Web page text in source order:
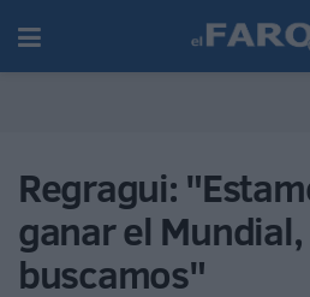
Regragui:
ganar el
buscamos"